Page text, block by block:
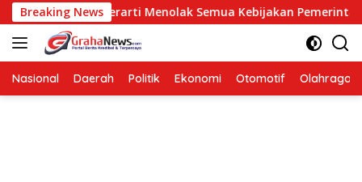
Langsung
ke
konten
Breaking News
Bukan Berarti Menolak Semua Kebijakan Pemerintah
Nasional Daerah Politik Ekonomi Otomotif Olahraga